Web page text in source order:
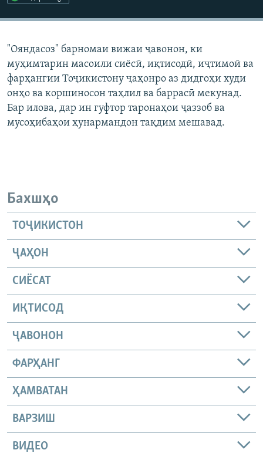
Русский
ПАЙГИРӢ КУНЕД
Ҳамаи сомонаҳои RFE/RL
"Ояндасоз" барномаи вижаи ҷавонон, ки
муҳимтарин масоили сиёсӣ, иқтисодӣ, иҷтимоӣ ва
фарҳангии Тоҷикистону ҷаҳонро аз дидгоҳи худи
онҳо ва коршиносон таҳлил ва баррасӣ мекунад.
Бар илова, дар ин гуфтор таронаҳои ҷаззоб ва
мусоҳибаҳои ҳунармандон тақдим мешавад.
Бахшҳо
ТОҶИКИСТОН
ҶАҲОН
СИЁСАТ
ИҚТИСОД
ҶАВОНОН
ФАРҲАНГ
ҲАМВАТАН
ВАРЗИШ
ВИДЕО